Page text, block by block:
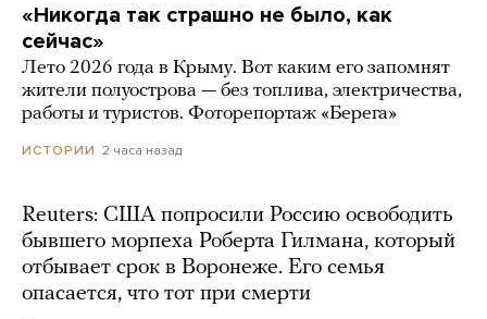
«Никогда так страшно не было, как
сейчас»
Лето 2026 года в Крыму. Вот каким его запомнят
жители полуострова — без топлива, электричества,
работы и туристов. Фоторепортаж «Берега»
ИСТОРИИ 2 часа назад
Reuters: США попросили Россию освободить
бывшего морпеха Роберта Гилмана, который
отбывает срок в Воронеже. Его семья
опасается, что тот при смерти